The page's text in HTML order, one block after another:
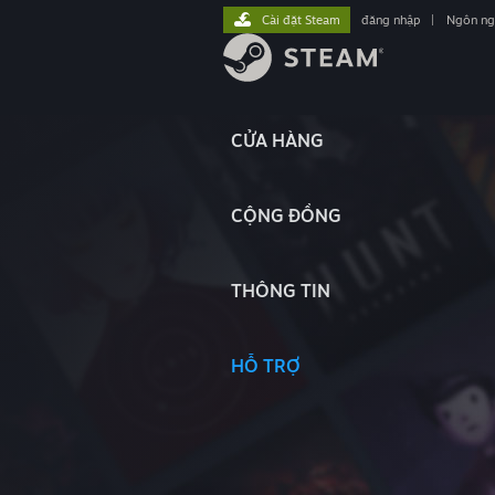
CỬA HÀNG
CỘNG ĐỒNG
THÔNG TIN
HỖ TRỢ
Cài đặt Steam đăng nhập Ngôn